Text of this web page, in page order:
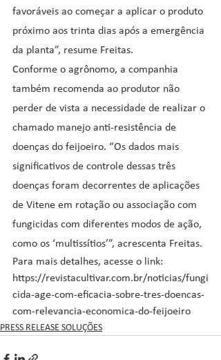
favoráveis ao começar a aplicar o produto
próximo aos trinta dias após a emergência
da planta”, resume Freitas.
Conforme o agrônomo, a companhia
também recomenda ao produtor não
perder de vista a necessidade de realizar o
chamado manejo anti-resistência de
doenças do feijoeiro. “Os dados mais
significativos de controle dessas três
doenças foram decorrentes de aplicações
de Vitene em rotação ou associação com
fungicidas com diferentes modos de ação,
como os ‘multissítios’”, acrescenta Freitas.
Para mais detalhes, acesse o link:
https://revistacultivar.com.br/noticias/fungi
cida-age-com-eficacia-sobre-tres-doencas-
com-relevancia-economica-do-feijoeiro
PRESS RELEASE SOLUÇÕES